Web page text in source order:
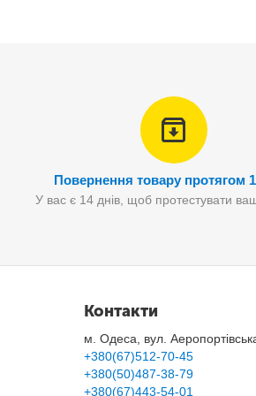
Повернення товару протягом
У вас є 14 днів, щоб протестувати
Контакти
м. Одеса, вул.
+380(67)512-70-45
+380(50)487-38-79
+380(67)443-54-01